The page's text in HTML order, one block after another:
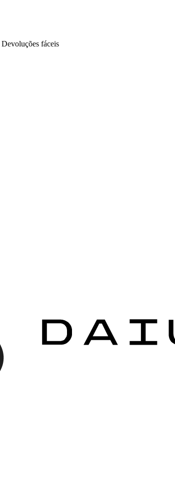
Devoluções fáceis